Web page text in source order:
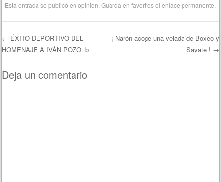
Esta entrada se publicó enopinion . Guarda en favoritos elenlace permanente
Navegación de entradas
← ÉXITO DEPORTIVO DEL
HOMENAJE A IVÁN POZO. b
¡ Narón acoge una velada de Boxeo y
Savate ! →
Deja un comentario